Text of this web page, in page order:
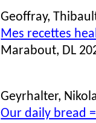
Geoffray,
Mes recettes
Marabout, DL
Geyrhalter,
Our daily bread